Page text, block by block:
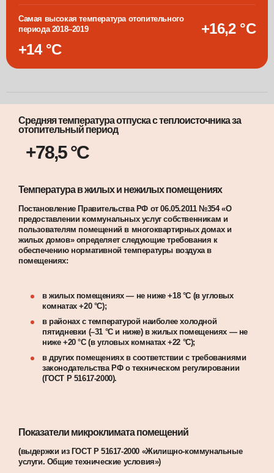
Самая высокая температура отопительного
периода 2018–2019
+14 °C
+16,2 °C
Средняя температура отпуска с теплоисточника за
отопительный период
+78,5 °С
Температура в жилых и нежилых помещениях
Постановление Правительства РФ от 06.05.2011 №354 «О
предоставлении коммунальных услуг собственникам и
пользователям помещений в многоквартирных домах и
жилых домов» определяет следующие требования к
обеспечению нормативной температуры воздуха в
помещениях:
в жилых помещениях — не ниже +18 °C (в угловых
комнатах +20 °C);
в районах с температурой наиболее холодной
пятидневки (–31 °C и ниже) в жилых помещениях — не
ниже +20 °C (в угловых комнатах +22 °C);
в других помещениях в соответствии с требованиями
законодательства РФ о техническом регулировании
(ГОСТ Р 51617-2000).
Показатели микроклимата помещений
(выдержки из ГОСТ Р 51617-2000 «Жилищно-коммунальные
услуги. Общие технические условия»)